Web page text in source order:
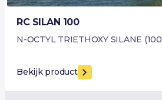
RC SILAN 100
N-OCTYL TRIETHOXY SILANE
Bekijk product